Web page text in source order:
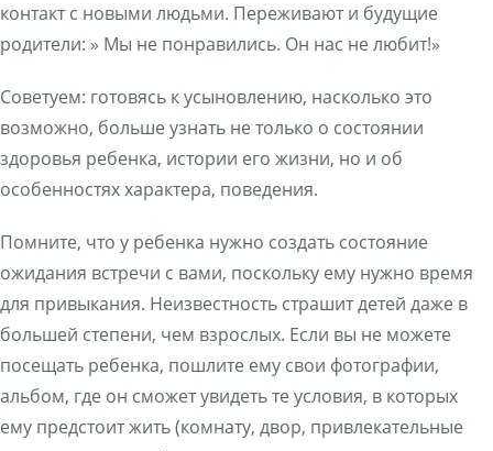
контакт с новыми людьми. Переживают и будущие
родители: » Мы не понравились. Он нас не любит!»
Советуем: готовясь к усыновлению, насколько это
возможно, больше узнать не только о состоянии
здоровья ребенка, истории его жизни, но и об
особенностях характера, поведения.
Помните, что у ребенка нужно создать состояние
ожидания встречи с вами, поскольку ему нужно время
для привыкания. Неизвестность страшит детей даже в
большей степени, чем взрослых. Если вы не можете
посещать ребенка, пошлите ему свои фотографии,
альбом, где он сможет увидеть те условия, в которых
ему предстоит жить (комнату, двор, привлекательные